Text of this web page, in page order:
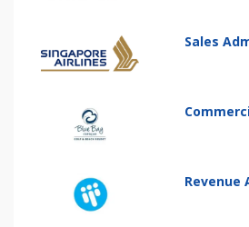
Sales
Revenue